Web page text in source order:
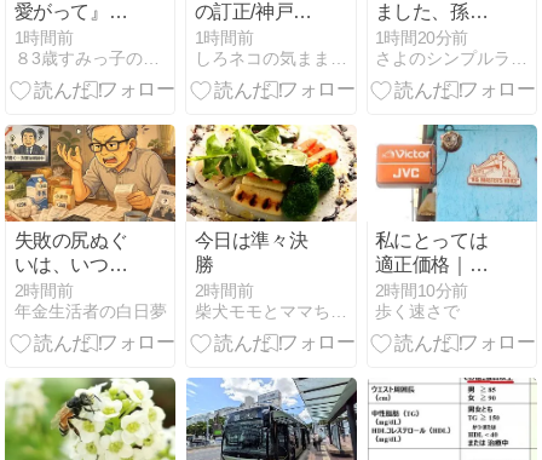
愛がって』寂
しい顔の、、
隣人（終）
1時間前
８3歳すみっ子のブログ
の訂正/神戸散
策/娘から言わ
れたこと
1時間前
ました、孫が
「遊びたい」
といった場所
1時間20分前
失敗の尻ぬぐ
いは、いつも
国民 【前編】
2時間前
年金生活者の白日夢
今日は準々決
勝
2時間前
私にとっては
適正価格｜
遅々として進
まず
2時間10分前
歩く速さで